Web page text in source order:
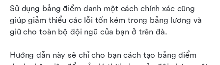
Sử dụng bảng điểm danh một cách chính xác cũng
giúp giảm thiểu các lỗi tốn kém trong bảng lương và
giữ cho toàn bộ đội ngũ của bạn ở trên đà.
Hướng dẫn này sẽ chỉ cho bạn cách tạo bảng điểm